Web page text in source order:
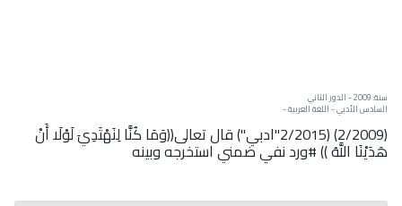
سنة: 2009 - الدور الثاني
السادس الأدبي - اللغة العربية -
(2/2009) (2/2015"ادبي") قال تعالى((وَمَا كُنَّا لِنَهْتَدِيَ لَوْلَا أَنْ
هَدَيْنَا اللَّهُ )) #ورد نفي ضمني استخرجه وبينه